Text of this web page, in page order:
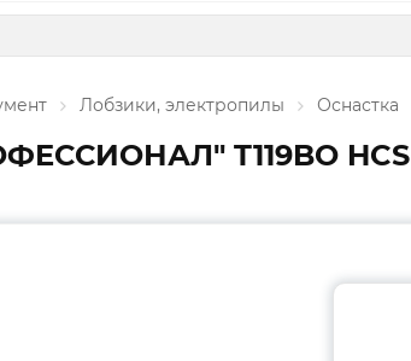
Лобзики, электропилы Оснастка
T119BO